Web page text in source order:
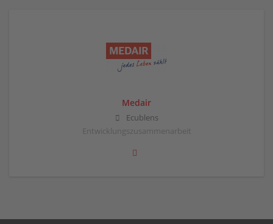
Medair
Ecublens
Entwicklungszusammenarbeit